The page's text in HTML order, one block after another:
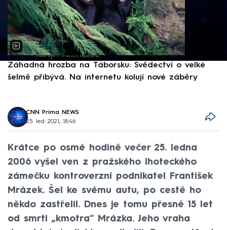
Záhadná hrozba na Táborsku: Svědectví o velké
šelmě přibývá. Na internetu kolují nové záběry
CNN Prima NEWS
25. led 2021, 18:46
Krátce po osmé hodině večer 25. ledna
2006 vyšel ven z pražského lhoteckého
zámečku kontroverzní podnikatel František
Mrázek. Šel ke svému autu, po cestě ho
někdo zastřelil. Dnes je tomu přesně 15 let
od smrti „kmotra“ Mrázka. Jeho vraha